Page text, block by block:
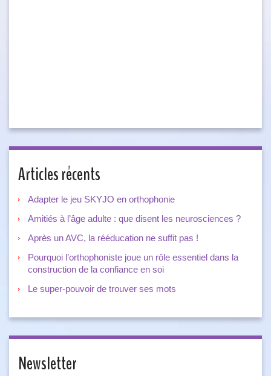
Articles récents
Adapter le jeu SKYJO en orthophonie
Amitiés à l’âge adulte : que disent les neurosciences ?
Après un AVC, la rééducation ne suffit pas !
Pourquoi l’orthophoniste joue un rôle essentiel dans la
construction de la confiance en soi
Le super-pouvoir de trouver ses mots
Newsletter